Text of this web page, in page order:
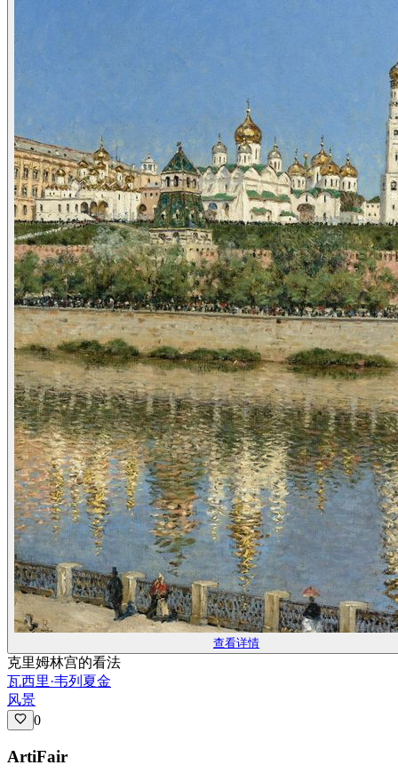
查看详情
克里姆林宫的看法
瓦西里·韦列夏金
风景
0
ArtiFair